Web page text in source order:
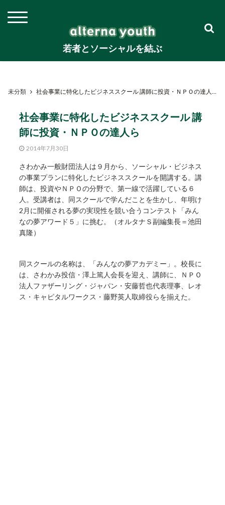
若者とソーシャルを結ぶ
未分類 社会事業に特化したビジネススクール 講師に投資・ＮＰＯの達人ら
社会事業に特化したビジネススクール 講
師に投資・ＮＰＯの達人ら
2014年7月30日
さわかみ一般財団法人は９月から、ソーシャル・ビジネス
の事業プランに特化したビジネススクールを開講する。講
師は、投資やＮＰＯの分野で、第一線で活躍している６
人。受講者は、同スクールで学んだことを生かし、年明け
2月に開催される夢の実現性を競い合うコンテスト「みん
なの夢アワード５」に挑む。（オルタナＳ副編集長＝池田
真隆）
同スクールの名称は、「みんなの夢アカデミー」。校長に
は、さわかみ投信・澤上篤人会長を迎え、講師に、ＮＰＯ
法人ファザーリング・ジャパン・安藤哲也代表理事、レオ
ス・キャピタルワークス・藤野英人取締役らを揃えた。